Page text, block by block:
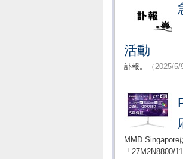
活動
訃報。 （2025/5/
MMD
「27M2N8800/